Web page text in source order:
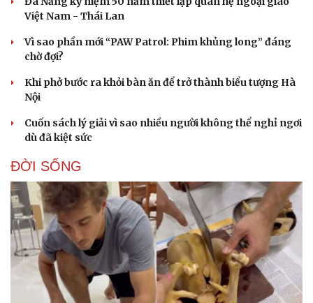
Việt Nam - Thái Lan
Vì sao phần mới “PAW Patrol: Phim khủng long” đáng
chờ đợi?
Khi phở bước ra khỏi bàn ăn để trở thành biểu tượng Hà
Nội
Cuốn sách lý giải vì sao nhiều người không thể nghỉ ngơi
dù đã kiệt sức
ĐỜI SỐNG